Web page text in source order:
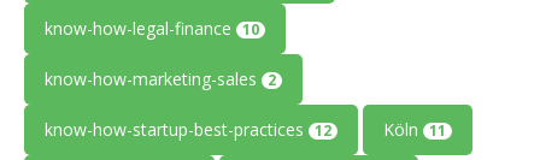
know-how-legal-finance 10
know-how-marketing-sales 2
know-how-startup-best-practices 12 Köln 11